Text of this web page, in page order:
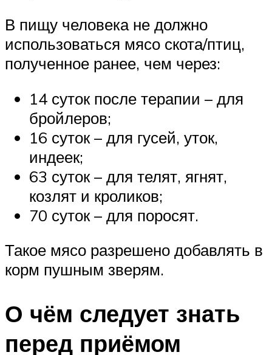
В пищу человека не должно
использоваться мясо скота/птиц,
полученное ранее, чем через:
14 суток после терапии – для
бройлеров;
16 суток – для гусей, уток,
индеек;
63 суток – для телят, ягнят,
козлят и кроликов;
70 суток – для поросят.
Такое мясо разрешено добавлять в
корм пушным зверям.
О чём следует знать
перед приёмом